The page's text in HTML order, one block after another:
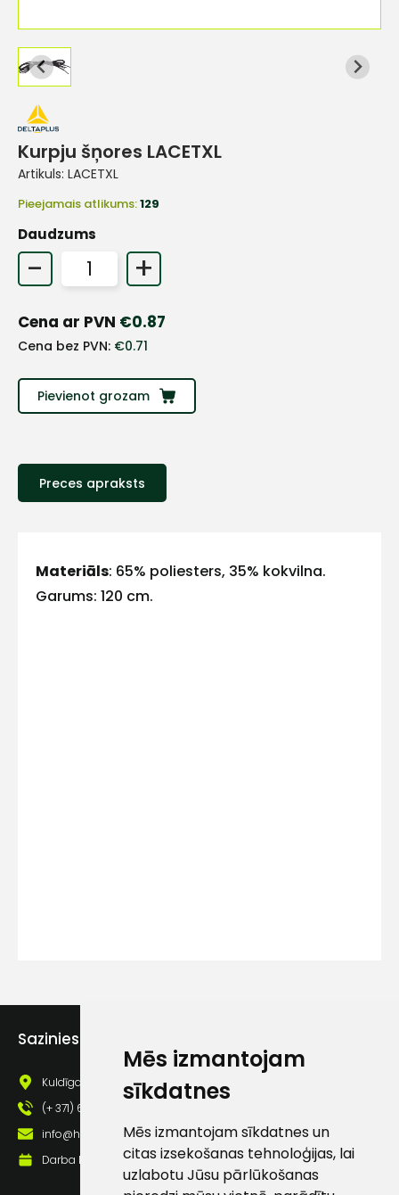
Mēs izmantojam
sīkdatnes
Mēs izmantojam sīkdatnes un
citas izsekošanas tehnoloģijas, lai
uzlabotu Jūsu pārlūkošanas
Kurpju šņores LACETXL
Artikuls: LACETXL
Pieejamais atlikums:129
Daudzums
- +
Cena ar PVN €0.87
Cena bez PVN: €0.71
Pievienot grozam
Preces apraksts
Materiāls: 65% poliesters, 35% kokvilna.
Garums: 120 cm.
Sazinies ar mums
Kuldīgas iela 69a, Saldus, Saldus nov., LV - 3801
(+ 371) 63 881 186
info@hards.lv
Darba laiks: Darbadienās: 8:00 - 17:00
ātrāk
Piekrītu SIA Hards
pastā
+